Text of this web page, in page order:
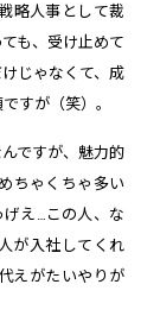
略人事として裁
も、受け止めて
じゃなくて、成
すが（笑）。
ですが、魅力的
ちゃくちゃ多い
げえ…この人、な
が入社してくれ
えがたいやりが